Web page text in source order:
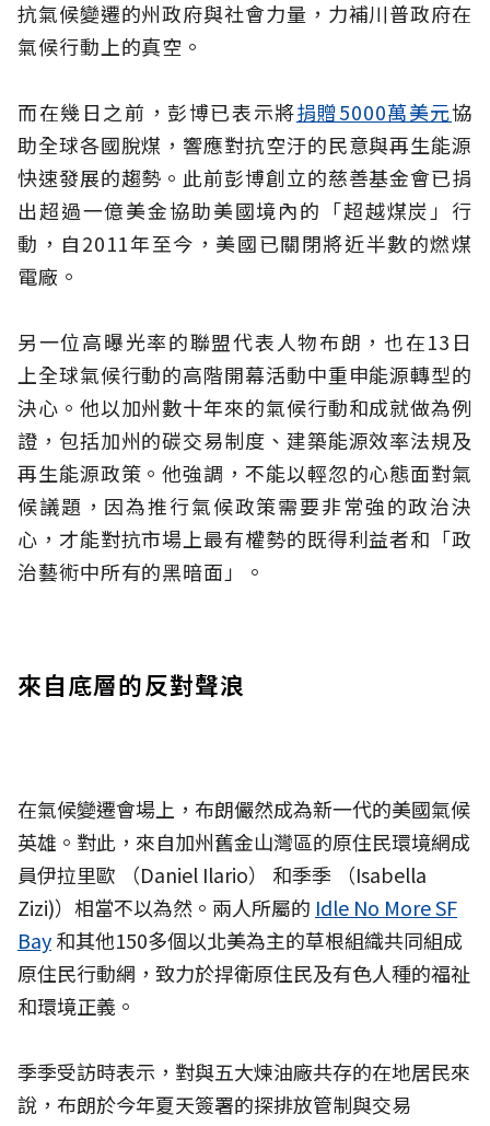
抗氣候變遷的州政府與社會力量，力補川普政府在
氣候行動上的真空。
而在幾日之前，彭博已表示將捐贈5000萬美元協
助全球各國脫煤，響應對抗空汙的民意與再生能源
快速發展的趨勢。此前彭博創立的慈善基金會已捐
出超過一億美金協助美國境內的「超越煤炭」行
動，自2011年至今，美國已關閉將近半數的燃煤
電廠。
另一位高曝光率的聯盟代表人物布朗，也在13日
上全球氣候行動的高階開幕活動中重申能源轉型的
決心。他以加州數十年來的氣候行動和成就做為例
證，包括加州的碳交易制度、建築能源效率法規及
再生能源政策。他強調，不能以輕忽的心態面對氣
候議題，因為推行氣候政策需要非常強的政治決
心，才能對抗市場上最有權勢的既得利益者和「政
治藝術中所有的黑暗面」。
來自底層的反對聲浪
在氣候變遷會場上，布朗儼然成為新一代的美國氣候
英雄。對此，來自加州舊金山灣區的原住民環境網成
員伊拉里歐 （Daniel Ilario） 和季季 （Isabella
Zizi)）相當不以為然。兩人所屬的 Idle No More SF
Bay和其他150多個以北美為主的草根組織共同組成
原住民行動網，致力於捍衛原住民及有色人種的福祉
和環境正義。
季季受訪時表示，對與五大煉油廠共存的在地居民來
說，布朗於今年夏天簽署的探排放管制與交易